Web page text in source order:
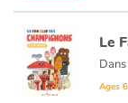
Le
Ages